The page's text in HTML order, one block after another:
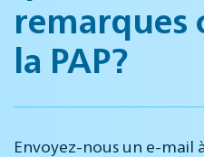
remarques
la PAP?
Envoyez-nous un e-mail